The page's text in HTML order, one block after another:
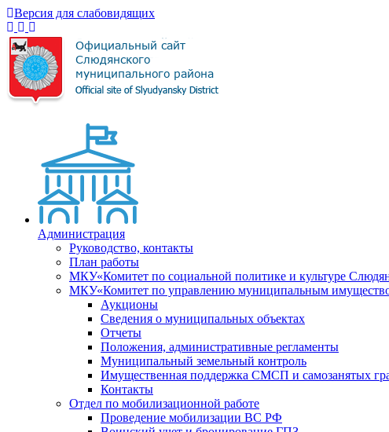
Версия для слабовидящих
Администрация
Руководство, контакты
План работы
МКУ«Комитет по социальной политике и культуре
МКУ«Комитет по управлению муниципальным
Аукционы
Сведения о муниципальных объектах
Отчеты
Положения, административные регламенты
Муниципальный земельный контроль
Имущественная поддержка СМСП и самозанятых
Контакты
Отдел по мобилизационной работе
Проведение мобилизации ВС РФ